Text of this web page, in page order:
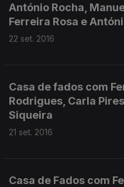
António Rocha,
Ferreira Rosa e
22 set. 2016
Casa de fados com
Rodrigues, Carla
Siqueira
21 set. 2016
Casa de Fados com